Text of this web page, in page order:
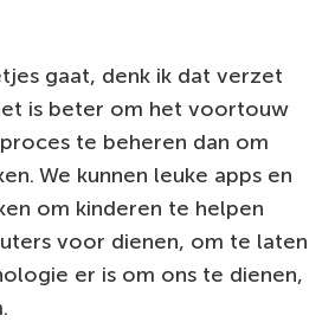
gaat, denk ik dat verzet
is beter om het voortouw
te beheren dan om
We kunnen leuke apps en
om kinderen te helpen
voor dienen, om te laten
er is om ons te dienen,